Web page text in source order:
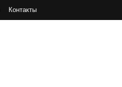
Контакты